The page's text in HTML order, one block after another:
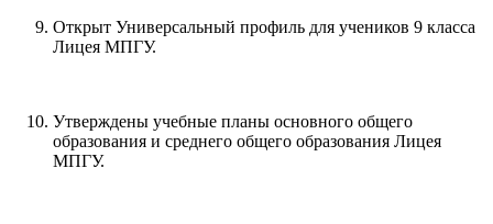
Открыт Универсальный профиль для учеников 9 класса
Лицея МПГУ.
Утверждены учебные планы основного общего
образования и среднего общего образования Лицея
МПГУ.